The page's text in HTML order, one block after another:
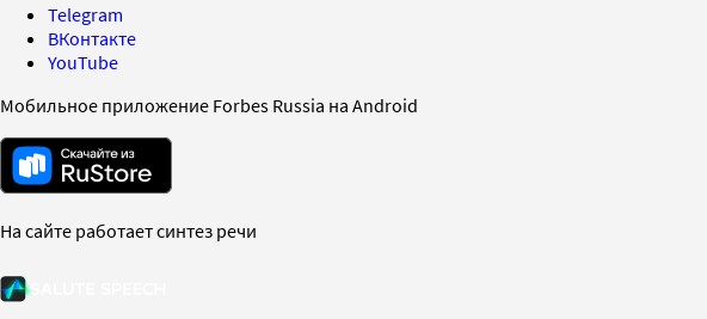
Telegram
ВКонтакте
YouTube
Мобильное приложение Forbes Russia на Android
На сайте работает синтез речи